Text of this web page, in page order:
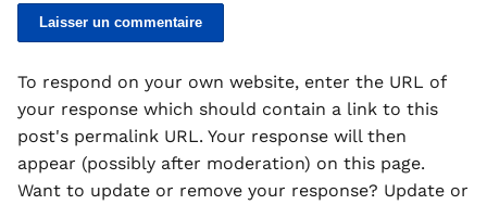
To respond on your own website, enter the URL of
your response which should contain a link to this
post's permalink URL. Your response will then
appear (possibly after moderation) on this page.
Want to update or remove your response? Update or